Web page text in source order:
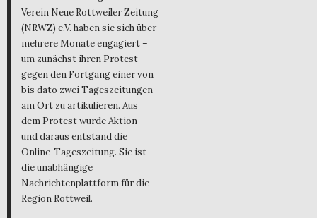
Verein Neue Rottweiler Zeitung
(NRWZ) e.V. haben sie sich über
mehrere Monate engagiert –
um zunächst ihren Protest
gegen den Fortgang einer von
bis dato zwei Tageszeitungen
am Ort zu artikulieren. Aus
dem Protest wurde Aktion –
und daraus entstand die
Online-Tageszeitung. Sie ist
die unabhängige
Nachrichtenplattform für die
Region Rottweil.